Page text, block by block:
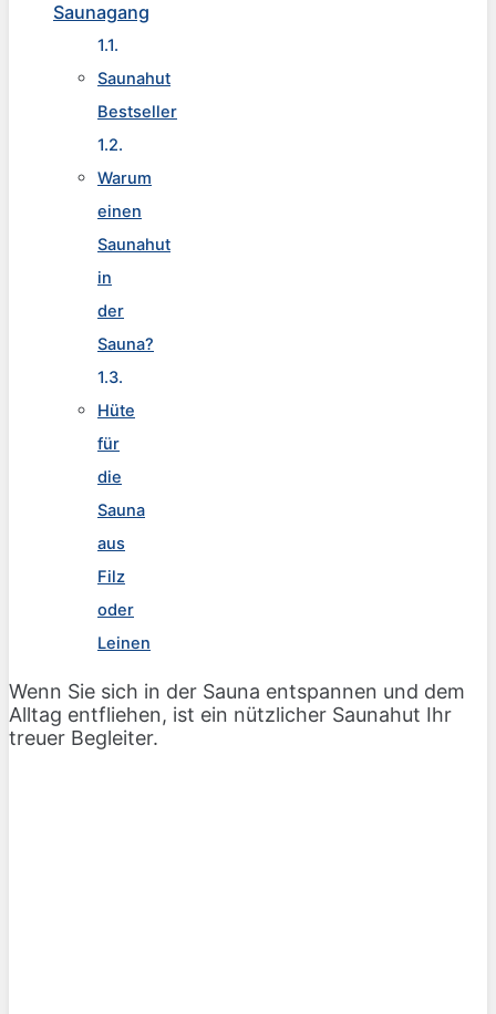
Saunagang
Saunahut
Bestseller
Warum
einen
Saunahut
in
der
Sauna?
Hüte
für
die
Sauna
aus
Filz
oder
Leinen
Wenn Sie sich in der Sauna entspannen und dem
Alltag entfliehen, ist ein nützlicher Saunahut Ihr
treuer Begleiter.